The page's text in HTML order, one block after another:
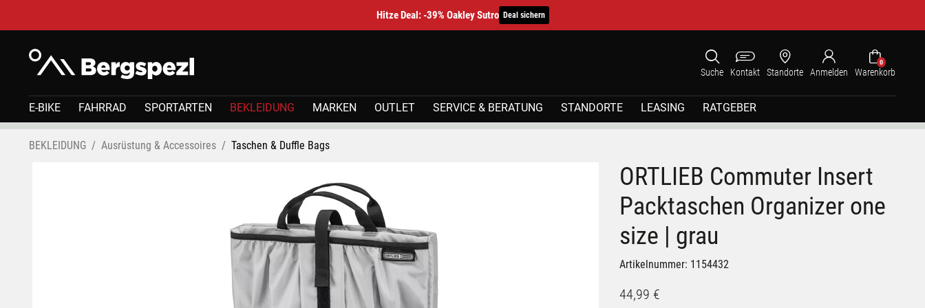
Hitze Deal: -39% Oakley Sutro Deal sichern
Suche Kontakt Standorte Anmelden
0
Warenkorb
E-BIKE FAHRRAD SPORTARTEN BEKLEIDUNG MARKEN OUTLET SERVICE & BERATUNG STANDORTE LEASING RATGEBER
BEKLEIDUNG Ausrüstung & Accessoires Taschen & Duffle Bags
ORTLIEB Commuter Insert
Packtaschen Organizer one
size | grau
Artikelnummer: 1154432
44,99 €